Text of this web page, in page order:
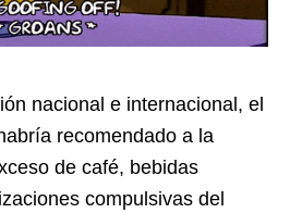
nacional e internacional, el
recomendado a la
de café, bebidas
compulsivas del